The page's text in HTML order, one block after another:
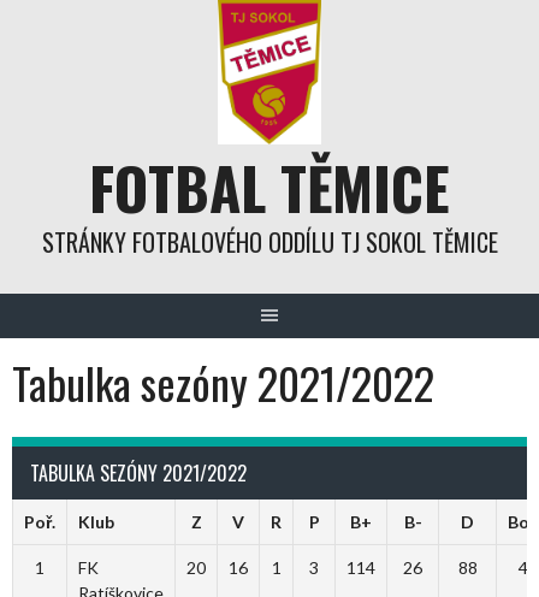
FOTBAL TĚMICE
STRÁNKY FOTBALOVÉHO ODDÍLU TJ SOKOL TĚMICE
Tabulka sezóny 2021/2022
TABULKA SEZÓNY 2021/2022
Poř. Klub Z V R P B+ B- D
1
FK
Ratíškovice
20 16 1 3 114 26 88 49